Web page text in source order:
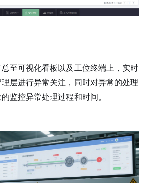
至可视化看板以及工位终端上，实时
层进行异常关注，同时对异常的处理
监控异常处理过程和时间。